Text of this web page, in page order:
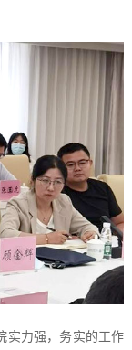
力强，务实的工作